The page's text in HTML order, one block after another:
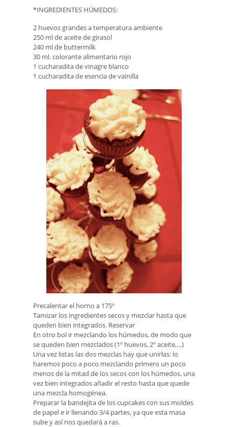
*INGREDIENTES HÚMEDOS:
2 huevos grandes a temperatura ambiente
250 ml de aceite de girasol
240 ml de buttermilk
30 ml. colorante alimentario rojo
1 cucharadita de vinagre blanco
1 cucharadita de esencia de vainilla
Precalentar el horno a 175º
Tamizar los ingredientes secos y mezclar hasta que
queden bien integrados. Reservar
En otro bol ir mezclando los húmedos, de modo que
se queden bien mezclados (1º huevos, 2º aceite,…)
Una vez listas las dos mezclas hay que unirlas: lo
haremos poco a poco mezclando primero un poco
menos de la mitad de los secos con los húmedos, una
vez bien integrados añadir el resto hasta que quede
una mezcla homogénea.
Preparar la bandejita de los cupcakes con sus moldes
de papel e ir llenando 3/4 partes, ya que esta masa
sube y así nos quedará a ras.